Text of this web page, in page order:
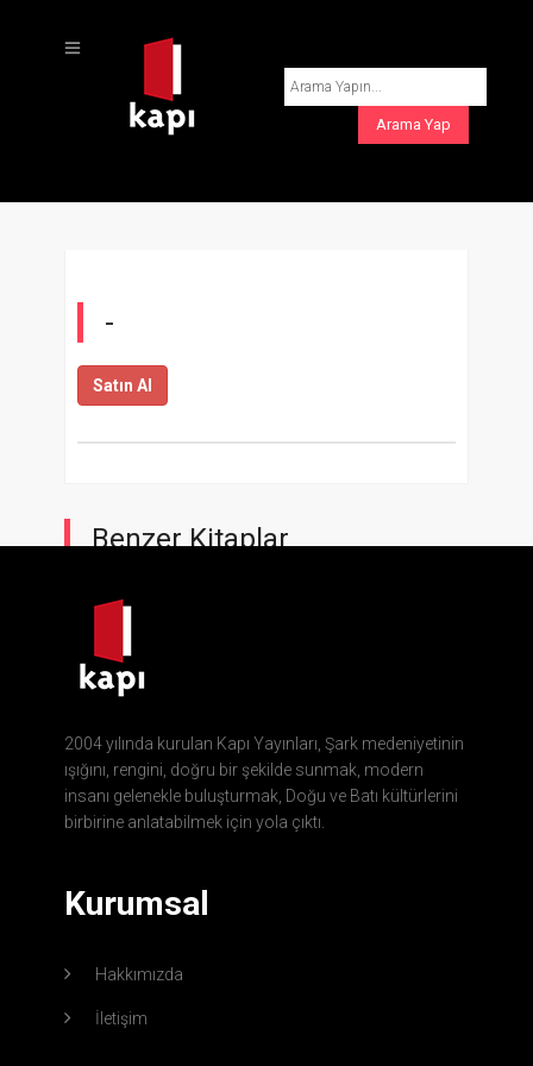
-
Satın Al
Benzer Kitaplar
2004 yılında kurulan Kapı Yayınları, Şark medeniyetinin
ışığını, rengini, doğru bir şekilde sunmak, modern
insanı gelenekle buluşturmak, Doğu ve Batı kültürlerini
birbirine anlatabilmek için yola çıktı.
Kurumsal
Hakkımızda
İletişim